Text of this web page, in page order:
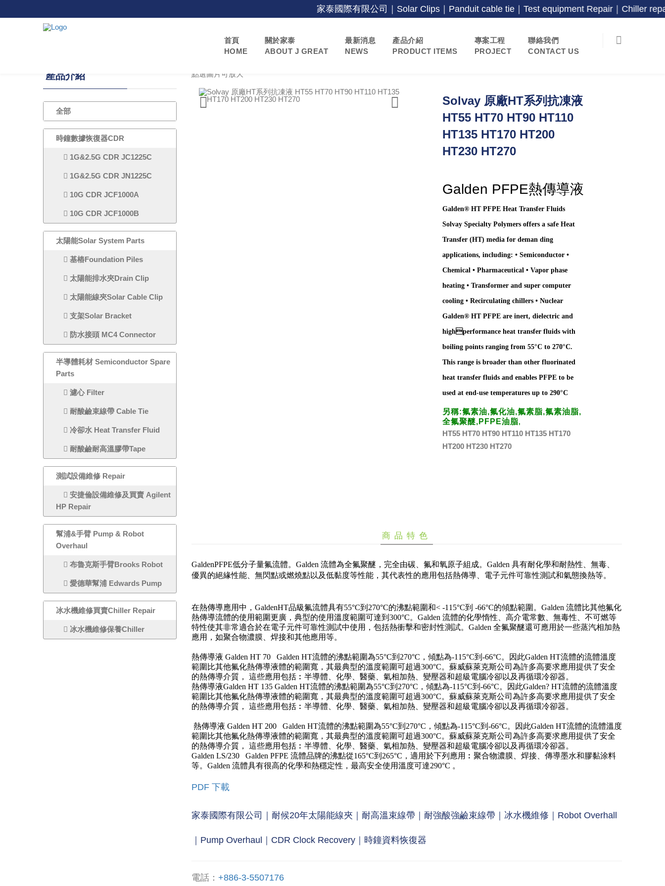
家泰國際有限公司｜Solar Clips｜Panduit cable tie｜Test equipment Repair｜Chiller
首頁
HOME
關於家泰
ABOUT J GREAT
最新消息
NEWS
產品介紹
PRODUCT ITEMS
專案工程
PROJECT
聯絡我們
CONTACT US
產品介紹
全部
時鐘數據恢復器CDR
1G&2.5G CDR JC1225C
1G&2.5G CDR JN1225C
10G CDR JCF1000A
10G CDR JCF1000B
太陽能Solar System Parts
基樁Foundation Piles
太陽能排水夾Drain Clip
太陽能線夾Solar Cable Clip
支架Solar Bracket
防水接頭 MC4 Connector
半導體耗材 Semiconductor Spare
Parts
濾心 Filter
耐酸鹼束線帶 Cable Tie
冷卻水 Heat Transfer Fluid
耐酸鹼耐高溫膠帶Tape
測試設備維修 Repair
安捷倫設備維修及買賣 Agilent
HP Repair
幫浦&手臂 Pump & Robot
Overhaul
布魯克斯手臂Brooks Robot
愛德華幫浦 Edwards Pump
冰水機維修買賣Chiller Repair
冰水機維修保養Chiller
點選圖片可放大
Solvay 原廠HT系列抗凍液
HT55 HT70 HT90 HT110
HT135 HT170 HT200
HT230 HT270
Galden PFPE熱傳導液
Galden® HT PFPE Heat Transfer Fluids
Solvay Specialty Polymers offers a safe Heat
Transfer (HT) media for deman ding
applications, including: • Semiconductor •
Chemical • Pharmaceutical • Vapor phase
heating • Transformer and super computer
cooling • Recirculating chillers • Nuclear
Galden® HT PFPE are inert, dielectric and
highperformance heat transfer fluids with
boiling points ranging from 55°C to 270°C.
This range is broader than other fluorinated
heat transfer fluids and enables PFPE to be
used at end-use temperatures up to 290°C
另稱:氟素油,氟化油,氟素脂,氟素油脂,
全氟聚醚,PFPE油脂,
HT55 HT70 HT90 HT110 HT135 HT170
HT200 HT230 HT270
商品特色
GaldenPFPE低分子量氟流體。Galden 流體為全氟聚醚，完全由碳、氟和氧原子組成。Galden 具有耐化學和耐熱性、無毒、
優異的絕緣性能、無閃點或燃燒點以及低黏度等性能，其代表性的應用包括熱傳導、電子元件可靠性測試和氣態換熱等。
在熱傳導應用中，GaldenHT品級氟流體具有55°C到270°C的沸點範圍和< -115°C到 -66°C的傾點範圍。Galden 流體比其他氟化
熱傳導流體的使用範圍更廣，典型的使用溫度範圍可達到300°C。Galden 流體的化學惰性、高介電常數、無毒性、不可燃等
特性使其非常適合於在電子元件可靠性測試中使用，包括熱衝擊和密封性測試。Galden 全氟聚醚還可應用於一些蒸汽相加熱
應用，如聚合物濃膜、焊接和其他應用等。
熱傳導液 Galden HT 70
Galden HT流體的沸點範圍為55°C到270°C，傾點為-115°C到-66°C。因此Galden HT流體的流體溫度
範圍比其他氟化熱傳導液體的範圍寬，其最典型的溫度範圍可超過300°C。蘇威蘇萊克斯公司為許多高要求應用提供了安全
的熱傳導介質， 這些應用包括︰半導體、化學、醫藥、氣相加熱、變壓器和超級電腦冷卻以及再循環冷卻器。
熱傳導液Galden HT 135 Galden HT流體的沸點範圍為55°C到270°C，傾點為-115°C到-66°C。因此Galden? HT流體的流體溫度
範圍比其他氟化熱傳導液體的範圍寬，其最典型的溫度範圍可超過300°C。蘇威蘇萊克斯公司為許多高要求應用提供了安全
的熱傳導介質， 這些應用包括︰半導體、化學、醫藥、氣相加熱、變壓器和超級電腦冷卻以及再循環冷卻器。
熱傳導液 Galden HT 200
Galden HT流體的沸點範圍為55°C到270°C，傾點為-115°C到-66°C。因此Galden HT流體的流體溫度
範圍比其他氟化熱傳導液體的範圍寬，其最典型的溫度範圍可超過300°C。蘇威蘇萊克斯公司為許多高要求應用提供了安全
的熱傳導介質， 這些應用包括︰半導體、化學、醫藥、氣相加熱、變壓器和超級電腦冷卻以及再循環冷卻器。
Galden LS/230
Galden PFPE 流體品牌的沸點從165°C到265°C，適用於下列應用︰聚合物濃膜、焊接、傳導墨水和膠黏涂料
等。 Galden 流體具有很高的化學和熱穩定性，最高安全使用溫度可達290°C 。
PDF 下載
家泰國際有限公司｜耐候20年太陽能線夾｜耐高溫束線帶｜耐強酸強鹼束線帶｜冰水機維修｜Robot Overhall
｜Pump Overhaul｜CDR Clock Recovery｜時鐘資料恢復器
電話： +886-3-5507176